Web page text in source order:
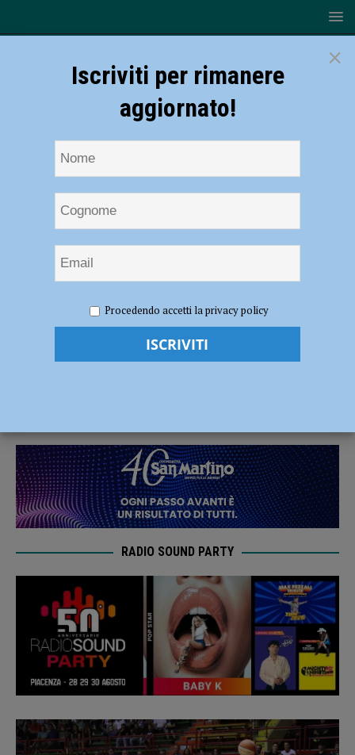
Piacenza cade a Forlì e saluta la Supercoppa
L’Assigeco Piacenza cade a Forlì e saluta
RADIO SOUND PARTY
×
Iscriviti per rimanere
aggiornato!
Procedendo accetti la privacy policy